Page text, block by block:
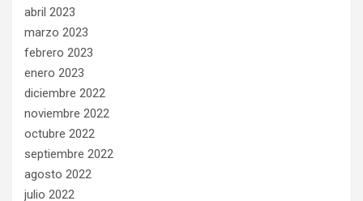
abril 2023
marzo 2023
febrero 2023
enero 2023
diciembre 2022
noviembre 2022
octubre 2022
septiembre 2022
agosto 2022
julio 2022